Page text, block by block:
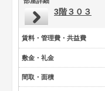
3階３０３
賃料・管理費・共益費
敷金・礼金
間取・面積